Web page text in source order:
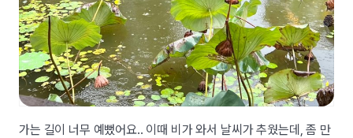
가는 길이 너무 예뻤어요.. 이때 비가 와서 날씨가 추웠는데, 좀 만